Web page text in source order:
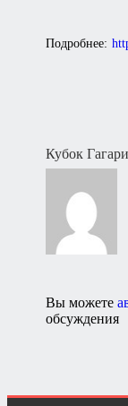
Подробнее:
записям
Кубок
Вы можете
обсуждения